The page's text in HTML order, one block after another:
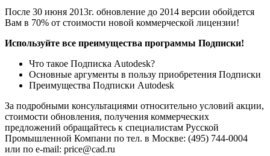
После 30 июня 2013г. обновление до 2014 версии обойдется
Вам в 70% от стоимости новой коммерческой лицензии!
Используйте все преимущества программы Подписки!
Что такое Подписка Autodesk?
Основные аргументы в пользу приобретения Подписки
Преимущества Подписки Autodesk
За подробными консультациями относительно условий акции,
стоимости обновления, получения коммерческих
предложений обращайтесь к специалистам Русской
Промышленной Компани по тел. в Москве: (495) 744-0004
или по e-mail: price@cad.ru